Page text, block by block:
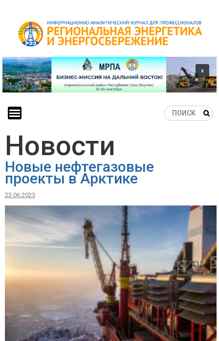
content
Новости
Новые нефтегазовые
проекты в Арктике
23.06.2023